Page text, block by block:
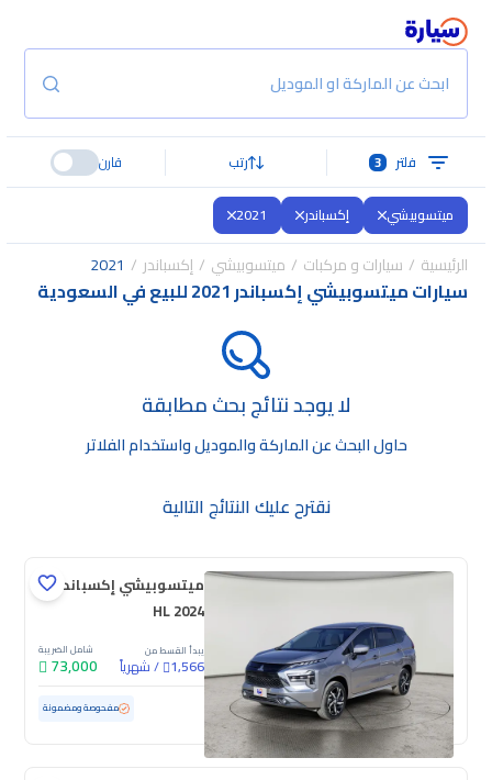
ابحث عن الماركة او الموديل
فلتر 3 رتب قارن
ميتسوبيشي إكسباندر 2021
الرئيسية سيارات و مركبات ميتسوبيشي إكسباندر 2021
سيارات ميتسوبيشي إكسباندر 2021 للبيع في السعودية
لا يوجد نتائج بحث مطابقة
حاول البحث عن الماركة والموديل واستخدام الفلاتر
نقترح عليك النتائج التالية
ميتسوبيشي إكسباندر
HL 2024
يبدأ القسط من
1,566
/شهرياً
شامل الضريبة
73,000
مستعملة 3,897 كم ممشى قليل مفحوصة ومضمونة